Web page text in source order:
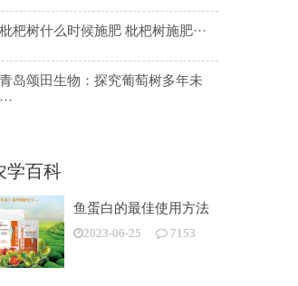
枇杷树什么时候施肥 枇杷树施肥···
青岛颂田生物：探究葡萄树多年未
···
学百科
鱼蛋白的最佳使用方法
2023-06-25 7153